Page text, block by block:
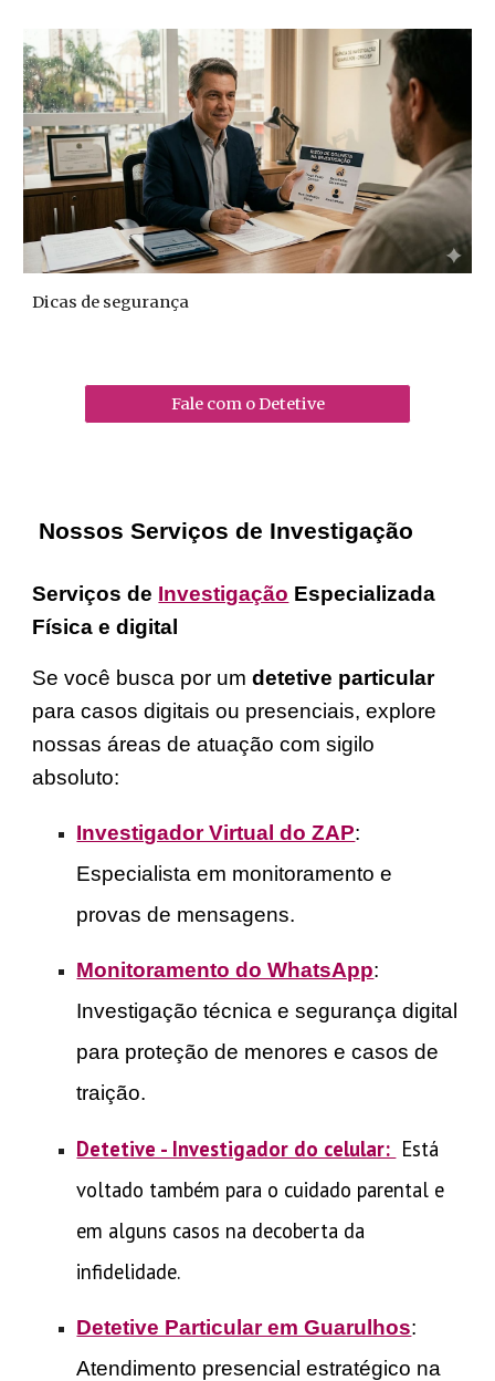
Dicas de segurança
Fale com o Detetive
Nossos Serviços de Investigação
Serviços de Investigação Especializada
Física e digital
Se você busca por umdetetive particular
para casos digitais ou presenciais, explore
nossas áreas de atuação com sigilo
absoluto:
Investigador Virtual do ZAP:
Especialista em monitoramento e
provas de mensagens.
Monitoramento do WhatsApp:
Investigação técnica e segurança digital
para proteção de menores e casos de
traição.
Detetive - Investigador do celular: Está
voltado também para o cuidado parental e
em alguns casos na decoberta da
infidelidade.
Detetive Particular em Guarulhos:
Atendimento presencial estratégico na